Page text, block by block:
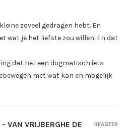
zoveel gedragen hebt. En
wat je het liefste zou willen. En dat
dat het een dogmatisch iets
met wat kan en mogelijk
VAN VRIJBERGHE DE
REAGEER